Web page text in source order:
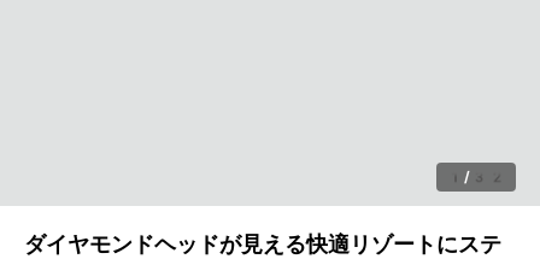
1 / 32
ダイヤモンドヘッドが見える快適リゾートにステ